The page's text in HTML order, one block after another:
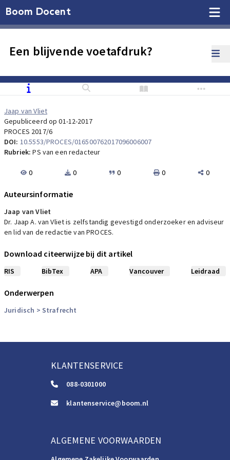
Boom Docent
Een blijvende voetafdruk?
Jaap van Vliet
Gepubliceerd op 01-12-2017
PROCES 2017/6
DOI: 10.5553/PROCES/016500762017096006007
Rubriek:PS van een redacteur
0 0 0 0 0
Auteursinformatie
Jaap van Vliet
Dr. Jaap A. van Vliet is zelfstandig gevestigd onderzoeker en adviseur
en lid van de redactie van PROCES.
Download citeerwijze bij dit artikel
RIS BibTex APA Vancouver Leidraad
Onderwerpen
Juridisch > Strafrecht
KLANTENSERVICE
088-0301000
klantenservice@boom.nl
ALGEMENE VOORWAARDEN